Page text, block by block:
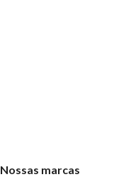
Nossas marcas